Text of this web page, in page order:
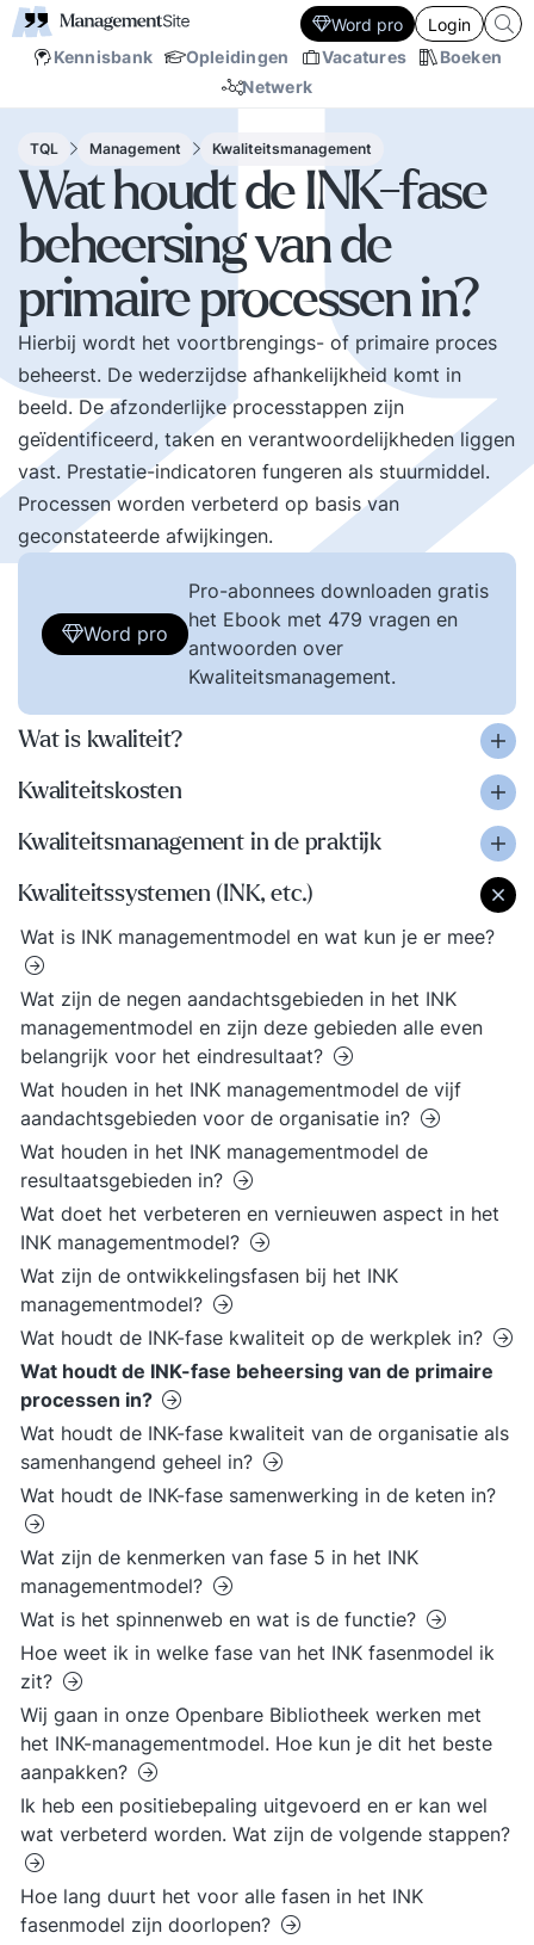
Kennisbank Opleidingen Vacatures
Boeken
Netwerk
Word pro Login
TQL Management Kwaliteitsmanagement
Wat houdt de INK-fase
beheersing van de
primaire processen in?
Hierbij wordt het voortbrengings- of primaire proces
beheerst. De wederzijdse afhankelijkheid komt in
beeld. De afzonderlijke processtappen zijn
geïdentificeerd, taken en verantwoordelijkheden liggen
vast. Prestatie-indicatoren fungeren als stuurmiddel.
Processen worden verbeterd op basis van
geconstateerde afwijkingen.
Word pro
Pro-abonnees downloaden gratis
het Ebook met 479 vragen en
antwoorden over
Kwaliteitsmanagement.
Wat is kwaliteit?
Kwaliteitskosten
Kwaliteitsmanagement in de praktijk
Kwaliteitssystemen (INK, etc.)
Wat is INK managementmodel en wat kun je er mee?
Wat zijn de negen aandachtsgebieden in het INK
managementmodel en zijn deze gebieden alle even
belangrijk voor het eindresultaat?
Wat houden in het INK managementmodel de vijf
aandachtsgebieden voor de organisatie in?
Wat houden in het INK managementmodel de
resultaatsgebieden in?
Wat doet het verbeteren en vernieuwen aspect in het
INK managementmodel?
Wat zijn de ontwikkelingsfasen bij het INK
managementmodel?
Wat houdt de INK-fase kwaliteit op de werkplek in?
Wat houdt de INK-fase beheersing van de primaire
processen in?
Wat houdt de INK-fase kwaliteit van de organisatie als
samenhangend geheel in?
Wat houdt de INK-fase samenwerking in de keten in?
Wat zijn de kenmerken van fase 5 in het INK
managementmodel?
Wat is het spinnenweb en wat is de functie?
Hoe weet ik in welke fase van het INK fasenmodel ik
zit?
Wij gaan in onze Openbare Bibliotheek werken met
het INK-managementmodel. Hoe kun je dit het beste
aanpakken?
Ik heb een positiebepaling uitgevoerd en er kan wel
wat verbeterd worden. Wat zijn de volgende stappen?
Hoe lang duurt het voor alle fasen in het INK
fasenmodel zijn doorlopen?